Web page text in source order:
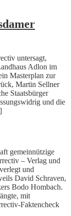
untersagt,
Adlon im
Masterplan zur
Martin Sellner
Staatsbürger
und die
gemeinnützige
– Verlag und
und
David Schraven,
Bodo Hombach.
mit
Faktencheck